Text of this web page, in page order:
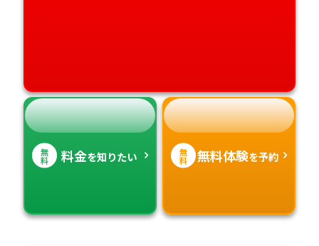
無
料 料金を知りたい 無
料 無料体験を予約